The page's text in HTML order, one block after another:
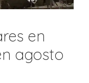
en
agosto